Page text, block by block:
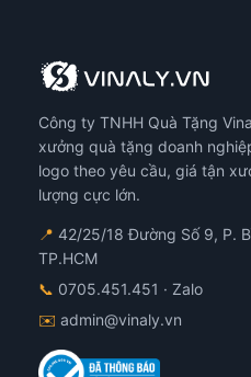
Công ty TNHH Quà Tặng
xưởng quà tặng doanh
logo theo yêu cầu, giá tận
lượng cực lớn.
📍 42/25/18 Đường Số 9, P.
TP.HCM
📞 0705.451.451 · Zalo
✉️ admin@vinaly.vn